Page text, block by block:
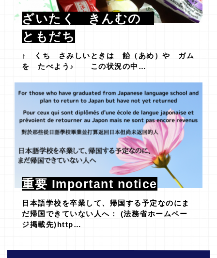
ざいたく きんむの
ともだち
↑ くち さみしいときは 飴（あめ）や ガム
を たべよう♪ この状況の中…
重要 Important notice
日本語学校を卒業して、帰国する予定なのにま
だ帰国できていない人へ： (法務省ホームペー
ジ掲載先)http…